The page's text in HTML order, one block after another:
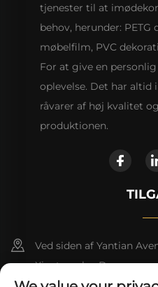
tjenester til at
behov, herunder: PETG
møbelfilm, PVC
For at give en
oplevelse. Det har altid
råvarer af høj kvalitet
produktionen.
Ved siden af Yantian
Xiantang by, Dongyuan